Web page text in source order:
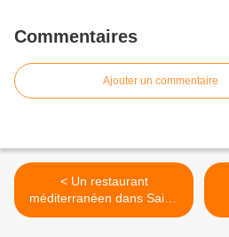
Commentaires
Ajouter un commentaire
< Un restaurant
méditerranéen dans Saint-
Francisville.